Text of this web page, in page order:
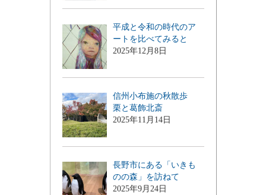
平成と令和の時代のア
ートを比べてみると
2025年12月8日
信州小布施の秋散歩
栗と葛飾北斎
2025年11月14日
長野市にある「いきも
のの森」を訪ねて
2025年9月24日